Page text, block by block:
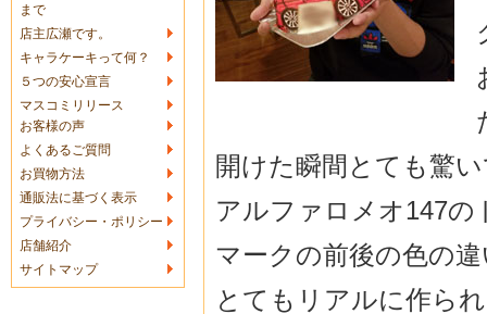
まで
店主広瀬です。
キャラケーキって何？
５つの安心宣言
マスコミリリース
お客様の声
よくあるご質問
お買物方法
通販法に基づく表示
プライバシー・ポリシー
店舗紹介
サイトマップ
開けた瞬間とても驚
アルファロメオ147の
マークの前後の色の
とてもリアルに作ら